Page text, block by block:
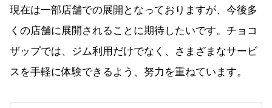
現在は一部店舗での展開となっておりますが、今後多
くの店舗に展開されることに期待したいです。チョコ
ザップでは、ジム利用だけでなく、さまざまなサービ
スを手軽に体験できるよう、努力を重ねています。